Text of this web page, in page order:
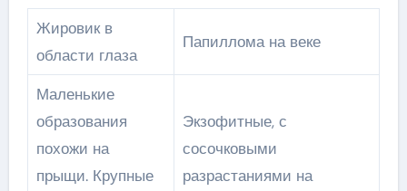
Жировик в
области глаза
Папиллома на веке
Маленькие
образования
похожи на
прыщи. Крупные
Экзофитные, с
сосочковыми
разрастаниями на